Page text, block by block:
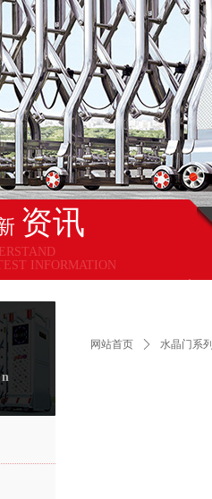
资讯
网站首页 ꄲ 水晶门系列